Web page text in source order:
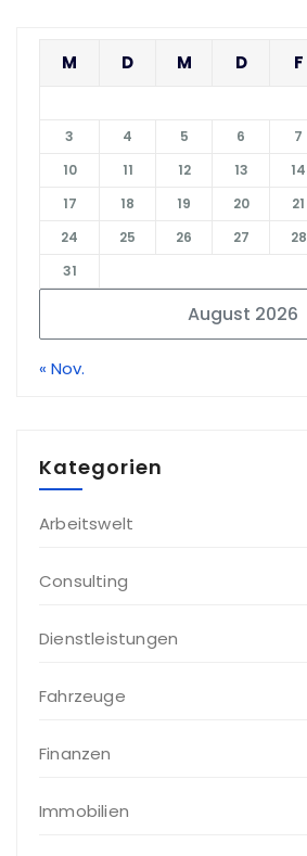
August 2026
M D M D F
3
4 5 6 7
10
11 12 13 14
17
18 19 20 21
24
25 26 27 28
31
« Nov.
Kategorien
Arbeitswelt
Consulting
Dienstleistungen
Fahrzeuge
Finanzen
Immobilien